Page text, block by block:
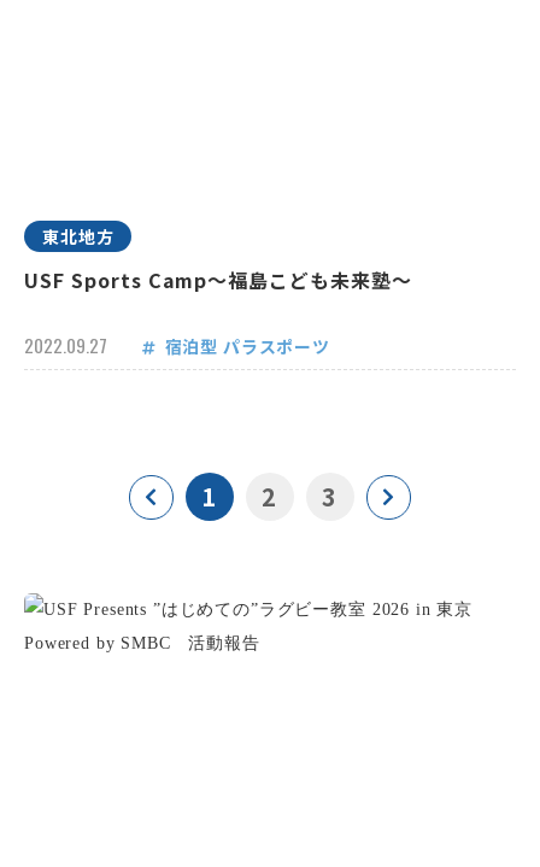
東北地方
USF Sports Camp～福島こども未来塾～
2022.09.27 宿泊型 パラスポーツ
1 2 3